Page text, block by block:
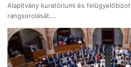
Alapítvány kuratóriumi és
rangsorolását.…